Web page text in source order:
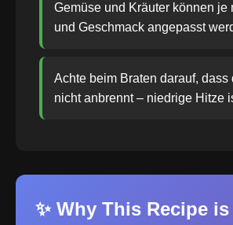
Gemüse und Kräuter können je
und Geschmack angepasst
Achte beim Braten darauf, dass
nicht anbrennt – niedrige Hitze
✨ Why This Recipe